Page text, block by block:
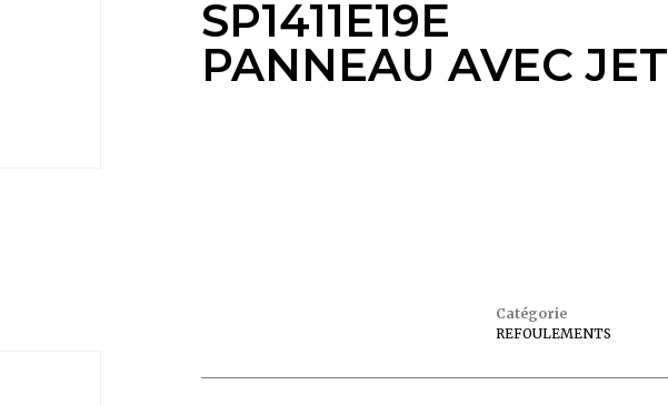
SP1411E19E
PANNEAU AVEC JET
Catégorie
REFOULEMENTS